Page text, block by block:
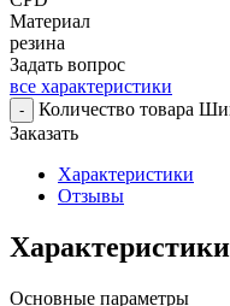
Материал
резина
Задать вопрос
все характеристики
- Количество товара
Заказать
Характеристики
Отзывы
Характеристики
Основные параметры